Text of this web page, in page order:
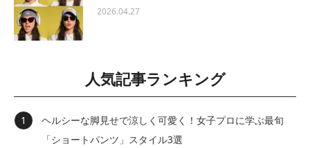
2026.04.27
人気記事ランキング
ヘルシーな脚見せで涼しく可愛く！女子プロに学ぶ最旬
「ショートパンツ」スタイル3選